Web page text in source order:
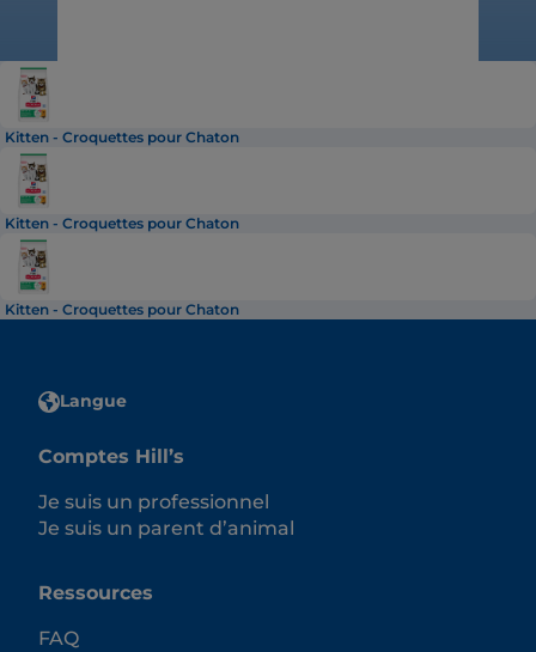
Kitten - Croquettes pour Chaton
Kitten - Croquettes pour Chaton
Kitten - Croquettes pour Chaton
Langue
Comptes Hill’s
Je suis un professionnel
Je suis un parent d’animal
Ressources
FAQ